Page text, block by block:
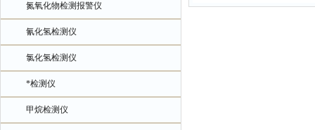
氮氧化物检测报警仪
氰化氢检测仪
氯化氢检测仪
*检测仪
甲烷检测仪